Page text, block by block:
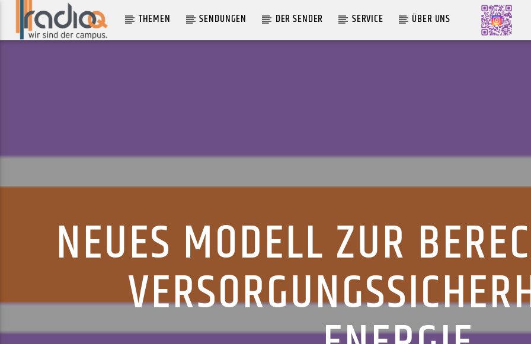
THEMEN SENDUNGEN DER SENDER SERVICE ÜBER UNS
NEUES MODELL ZUR